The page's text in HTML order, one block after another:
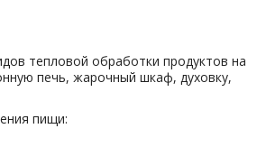
тепловой обработки продуктов на
печь, жарочный шкаф, духовку,
пищи: